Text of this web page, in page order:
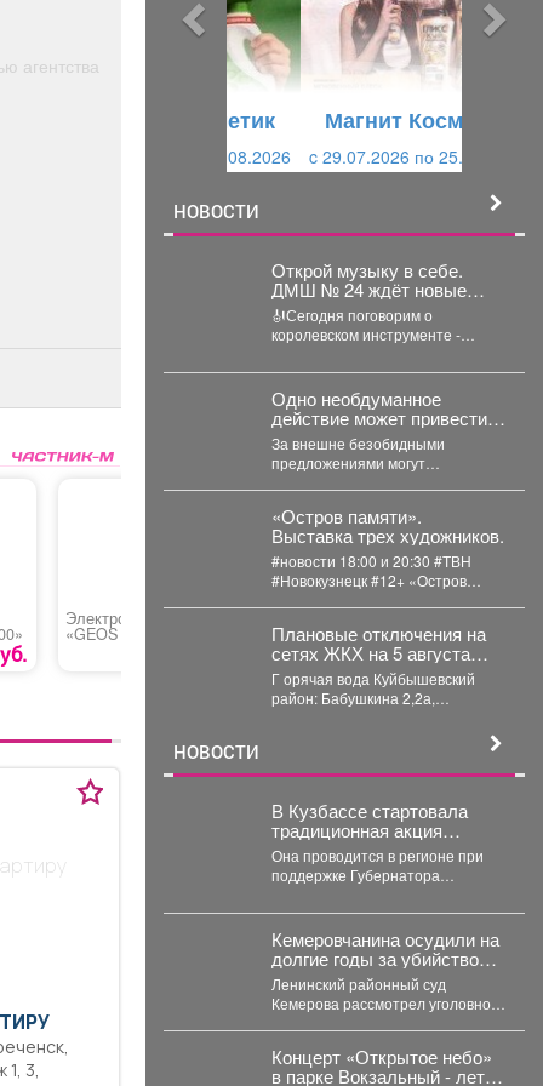
агентства
Электропила цепная
«GEOS by AL-KO EKS снегоуборочная
машина «Denzel SBM
610S PRO»108130 руб.
HUTER
3,
Магнит Косметик
c 29.07.2026 по 25.08.2026
НОВОСТИ
Открой музыку в себе.
ДМШ № 24 ждёт новые
таланты!
🎻Сегодня поговорим о
королевском инструменте -
инструменте стимулируют
пальцы левой...
Одно необдуманное
действие может привести к
трагедии
За внешне безобидными
предложениями могут
доверие людей, пытаясь вовлечь
их...
«Остров памяти».
Выставка трех художников.
#новости 18:00 и 20:30 #ТВН
#Новокузнецк #12+ «Остров
Плановые отключения на
сетях ЖКХ на 5 августа
2026 г. (г. Новокузнецк)
Г орячая вода Куйбышевский
район: Бабушкина 2,2а,
НОВОСТИ
В Кузбассе стартовала
традиционная акция
«Первое сентября -
каждому школьнику».
Она проводится в регионе при
поддержке Губернатора
акции - помочь...
Кемеровчанина осудили на
долгие годы за убийство
девушки-блогера
Ленинский районный суд
Кемерова рассмотрел уголовное
летнего блогера...
Концерт «Открытое небо»
в парке Вокзальный - лето